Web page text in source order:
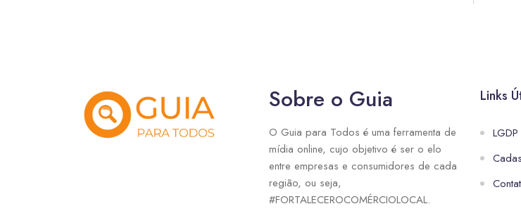
Sobre o Guia
O Guia para Todos é uma ferramenta de
mídia online, cujo objetivo é ser o elo
entre empresas e consumidores de cada
região, ou seja,
#FORTALECEROCOMÉRCIOLOCAL.
Links
LGDP